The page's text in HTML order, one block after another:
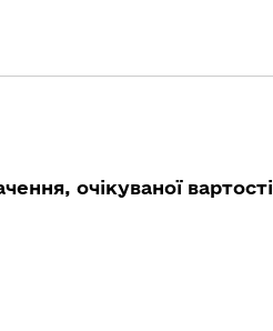
очікуваної вартості